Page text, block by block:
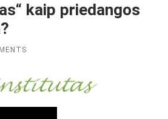
kaip priedangos